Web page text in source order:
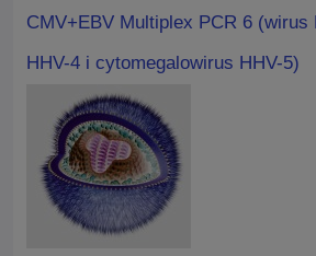
CMV+EBV Multiplex PCR 6 (wirus
HHV-4 i cytomegalowirus HHV-5)